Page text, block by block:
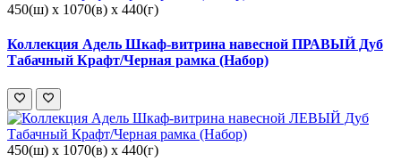
450(ш) x 1070(в) x 440(г)
Коллекция Адель Шкаф-витрина навесной ПРАВЫЙ Дуб
Табачный Крафт/Черная рамка (Набор)
450(ш) x 1070(в) x 440(г)